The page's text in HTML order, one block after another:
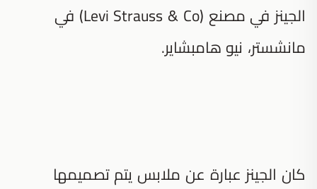
الجينز في مصنع (Levi Strauss & Co) في
مانشستر، نيو هامبشاير.
كان الجينز عبارة عن ملابس يتم تصميمها